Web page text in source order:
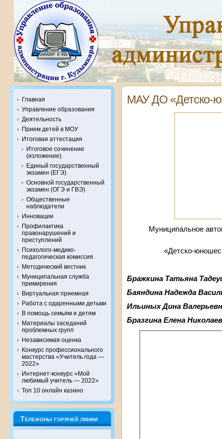
Главная
Управление образования
Деятельность
Прием детей в МОУ
Итоговая аттестация
Итоговое сочинение
(изложение)
Единый государственный
экзамен (ЕГЭ)
Основной государственный
экзамен (ОГЭ и ГВЭ)
Общественные
наблюдатели
Инновации
Профилактика
правонарушений и
преступлений
Психолого-медико-
педагогическая комиссия
Методический вестник
Муниципальная служба
примирения
Виртуальная приемная
Работа с одаренными детьми
В помощь семьям и детям
Материалы заседаний
проблемных групп
Независимая оценка
Конкурс профессионального
мастерства «Учитель года —
2022»
Интернет-конкурс «Мой
любимый учитель — 2022»
Топ 10 онлайн казино
Телефоны горячей линии
МАУ ДО «Детско-
Муниципальное
«Детско-
Бражкина Татьяна
Баяндина Надежда
Ильиных Дина
Бразгина Елена